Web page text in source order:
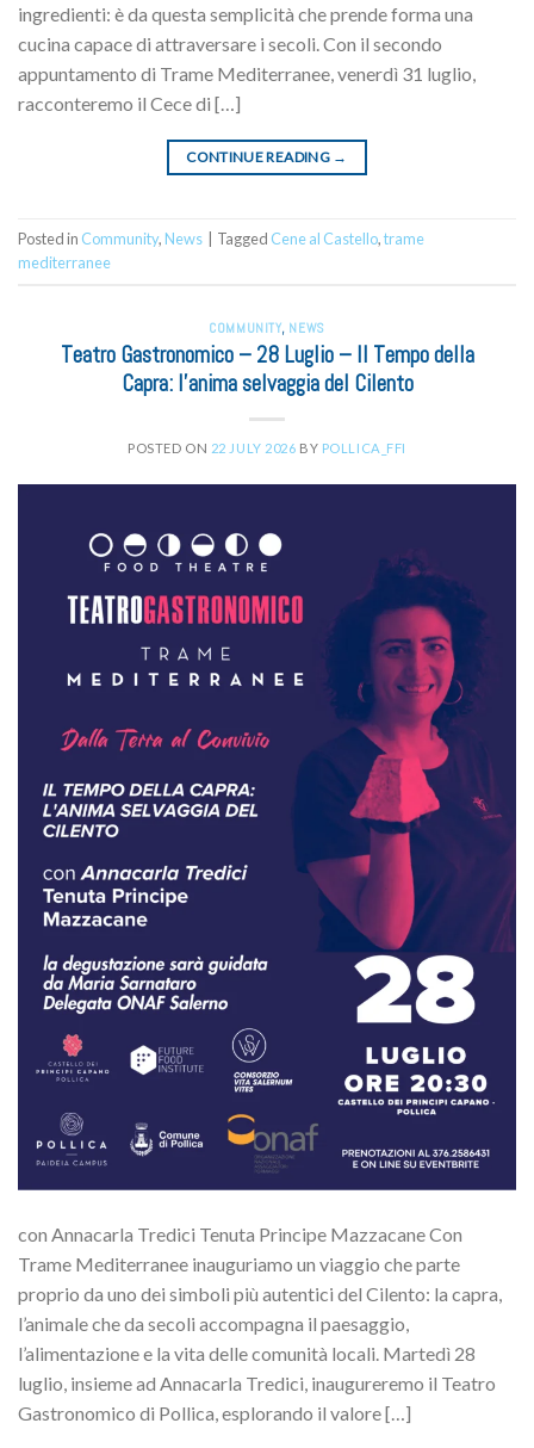
ingredienti: è da questa semplicità che prende forma una
cucina capace di attraversare i secoli. Con il secondo
appuntamento di Trame Mediterranee, venerdì 31 luglio,
racconteremo il Cece di […]
CONTINUE READING →
Posted in Community, News Tagged Cene al Castello,trame
mediterranee
COMMUNITY, NEWS
Teatro Gastronomico – 28 Luglio – Il Tempo della
Capra: l’anima selvaggia del Cilento
POSTED ON 22 JULY 2026 BY POLLICA_FFI
con Annacarla Tredici Tenuta Principe Mazzacane Con
Trame Mediterranee inauguriamo un viaggio che parte
proprio da uno dei simboli più autentici del Cilento: la capra,
l’animale che da secoli accompagna il paesaggio,
l’alimentazione e la vita delle comunità locali. Martedì 28
luglio, insieme ad Annacarla Tredici, inaugureremo il Teatro
Gastronomico di Pollica, esplorando il valore […]